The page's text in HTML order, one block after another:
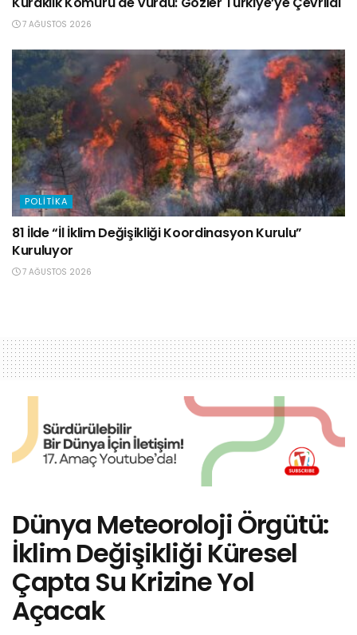
7 AĞUSTOS 2026
POLITIKA
81 İlde “İl İklim Değişikliği Koordinasyon Kurulu”
Kuruluyor
7 AĞUSTOS 2026
Dünya Meteoroloji Örgütü:
İklim Değişikliği Küresel
Çapta Su Krizine Yol
Açacak